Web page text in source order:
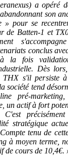
a opéré
son
» pour se
de Batten-1 et
conclus
la fois
Dès
THX s'il persiste
société tend
pré-
un actif à fort
stratégique
tenu de
à moyen terme,
de cours de 10,4€.